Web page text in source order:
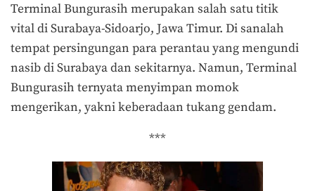
Terminal Bungurasih merupakan salah satu titik
vital di Surabaya-Sidoarjo, Jawa Timur. Di sanalah
tempat persingungan para perantau yang mengundi
nasib di Surabaya dan sekitarnya. Namun, Terminal
Bungurasih ternyata menyimpan momok
mengerikan, yakni keberadaan tukang gendam.
***